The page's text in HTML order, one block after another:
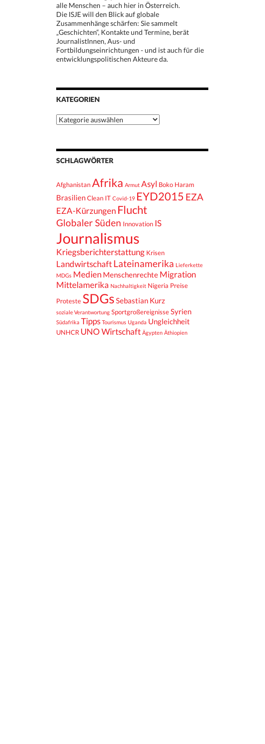
alle Menschen – auch hier in Österreich.
Die ISJE will den Blick auf globale
Zusammenhänge schärfen: Sie sammelt
„Geschichten“, Kontakte und Termine, berät
JournalistInnen, Aus- und
Fortbildungseinrichtungen - und ist auch für die
entwicklungspolitischen Akteure da.
KATEGORIEN
Kategorien
SCHLAGWÖRTER
AfghanistanAfrika Armut Asyl Boko Haram
BrasilienClean IT Covid-19 EYD2015 EZA
EZA-Kürzungen Flucht
Globaler Süden Innovation IS
Journalismus
Kriegsberichterstattung Krisen
Landwirtschaft Lateinamerika Lieferkette
MDGs Medien Menschenrechte Migration
Mittelamerika Nachhaltigkeit Nigeria Preise
Proteste SDGsSebastian Kurz
soziale Verantwortung SportgroßereignisseSyrien
Südafrika Tipps Tourismus Uganda Ungleichheit
UNHCR UNO Wirtschaft Ägypten Äthiopien